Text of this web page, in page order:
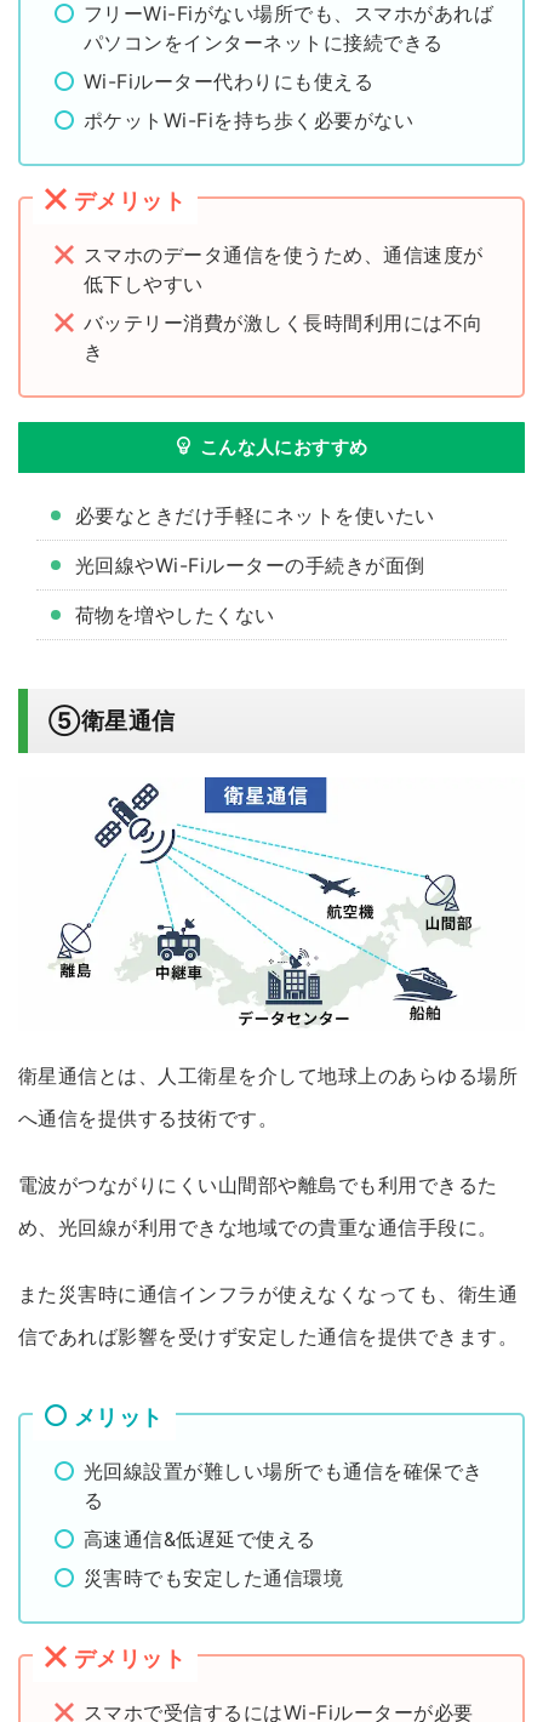
フリーWi-Fiがない場所でも、スマホがあれば
パソコンをインターネットに接続できる
Wi-Fiルーター代わりにも使える
ポケットWi-Fiを持ち歩く必要がない
デメリット
スマホのデータ通信を使うため、通信速度が
低下しやすい
バッテリー消費が激しく長時間利用には不向
き
こんな人におすすめ
必要なときだけ手軽にネットを使いたい
光回線やWi-Fiルーターの手続きが面倒
荷物を増やしたくない
⑤衛星通信
衛星通信とは、人工衛星を介して地球上のあらゆる場所
へ通信を提供する技術です。
電波がつながりにくい山間部や離島でも利用できるた
め、光回線が利用できな地域での貴重な通信手段に。
また災害時に通信インフラが使えなくなっても、衛生通
信であれば影響を受けず安定した通信を提供できます。
メリット
光回線設置が難しい場所でも通信を確保でき
る
高速通信&低遅延で使える
災害時でも安定した通信環境
デメリット
スマホで受信するにはWi-Fiルーターが必要